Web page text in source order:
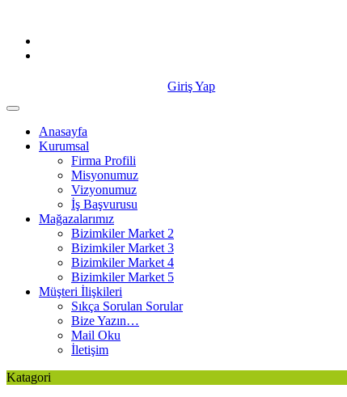
content
Giriş Yap
Anasayfa
Kurumsal
Firma Profili
Misyonumuz
Vizyonumuz
İş Başvurusu
Mağazalarımız
Bizimkiler Market 2
Bizimkiler Market 3
Bizimkiler Market 4
Bizimkiler Market 5
Müşteri İlişkileri
Sıkça Sorulan Sorular
Bize Yazın…
Mail Oku
İletişim
Katagori